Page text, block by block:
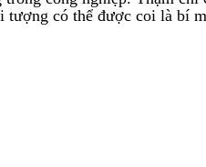
tượng có thể được coi là bí